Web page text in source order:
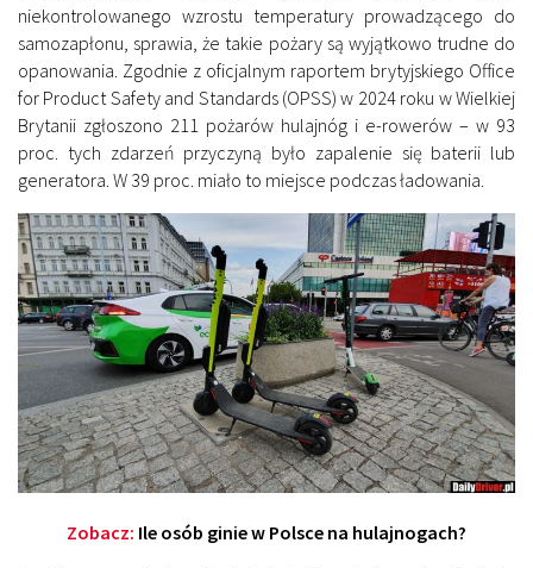
niekontrolowanego wzrostu temperatury prowadzącego do
samozapłonu, sprawia, że takie pożary są wyjątkowo trudne do
opanowania. Zgodnie z oficjalnym raportem brytyjskiego Office
for Product Safety and Standards (OPSS) w 2024 roku w Wielkiej
Brytanii zgłoszono 211 pożarów hulajnóg i e-rowerów – w 93
proc. tych zdarzeń przyczyną było zapalenie się baterii lub
generatora. W 39 proc. miało to miejsce podczas ładowania.
Zobacz: Ile osób ginie w Polsce na hulajnogach?